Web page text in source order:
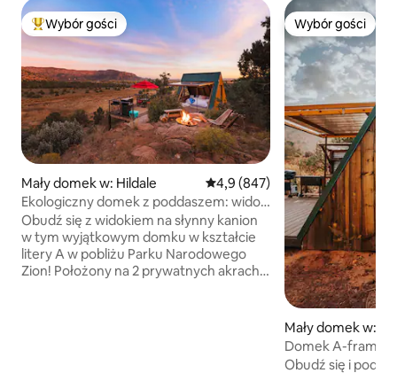
Najpopularniejsze z kategorii Wybór gości
Wybór gości
Mały domek w: Hildale Średnia ocena: 4,9 na 5, liczba
4,9 (847)
Ekologiczny domek z poddaszem: widok
na taras widokowy Zion
Obudź się z widokiem na słynny kanion
w tym wyjątkowym domku w kształcie
litery A w pobliżu Parku Narodowego
Zion! Położony na 2 prywatnych akrach,
Wybór gości
Wybór gości
Mały domek w:
Domek A-frame
z hydromasażem,
Obudź się i